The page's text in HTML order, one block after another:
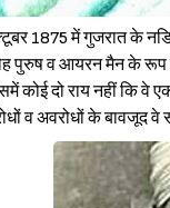
1875 में गुजरात के
पुरुष व आयरन मैन के रूप
कोई दो राय नहीं कि वे
व अवरोधों के